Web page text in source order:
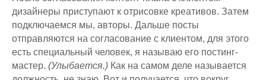
дизайнеры приступают к отрисовке креативов. Затем
подключаемся мы, авторы. Дальше посты
отправляются на согласование с клиентом, для этого
есть специальный человек, я называю его постинг-
мастер. (Улыбается.) Как на самом деле называется